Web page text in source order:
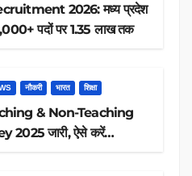
2026: मध्य प्रदेश
पदों पर 1.35 लाख तक
नौकरी भारत शिक्षा
& Non-Teaching
2025 जारी, ऐसे करें